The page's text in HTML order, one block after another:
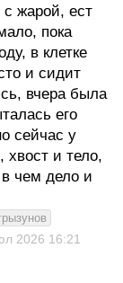
жарой, ест
пока
в клетке
и сидит
вчера была
его
сейчас у
хвост и тело,
чем дело и
2026 16:21